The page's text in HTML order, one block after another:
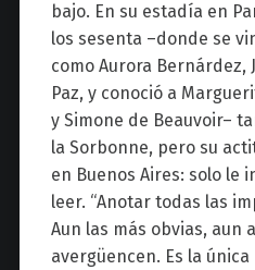
bajo. En su estadía en
los sesenta –donde se
como Aurora Bernárdez,
Paz, y conoció a
y Simone de Beauvoir–
la Sorbonne, pero su
en Buenos Aires: solo le
leer. “Anotar todas las
Aun las más obvias, aun
avergüencen. Es la